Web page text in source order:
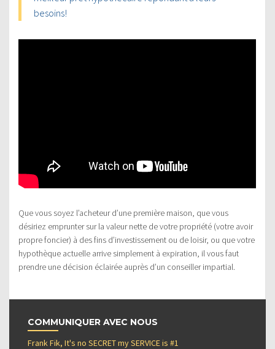
besoins!
Que vous soyez l’acheteur d’une première maison, que vous
désiriez emprunter sur la valeur nette de votre propriété (votre avoir
propre foncier) à des fins d’investissement ou de loisir, ou que votre
hypothèque actuelle arrive simplement à expiration, il vous faut
prendre une décision éclairée auprès d’un conseiller impartial.
COMMUNIQUER AVEC NOUS
Frank Fik, It's no SECRET my SERVICE is #1